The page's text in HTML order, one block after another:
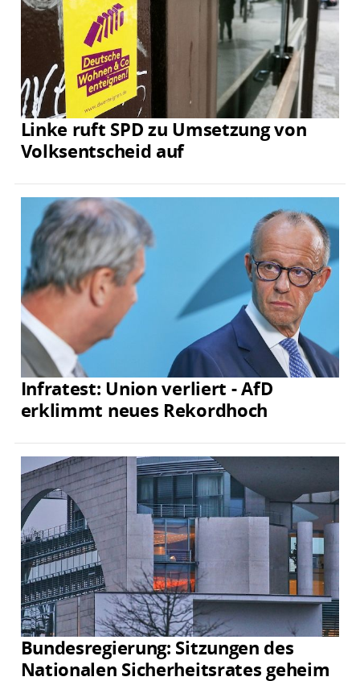
Linke ruft SPD zu Umsetzung von
Volksentscheid auf
Infratest: Union verliert - AfD
erklimmt neues Rekordhoch
Bundesregierung: Sitzungen des
Nationalen Sicherheitsrates geheim